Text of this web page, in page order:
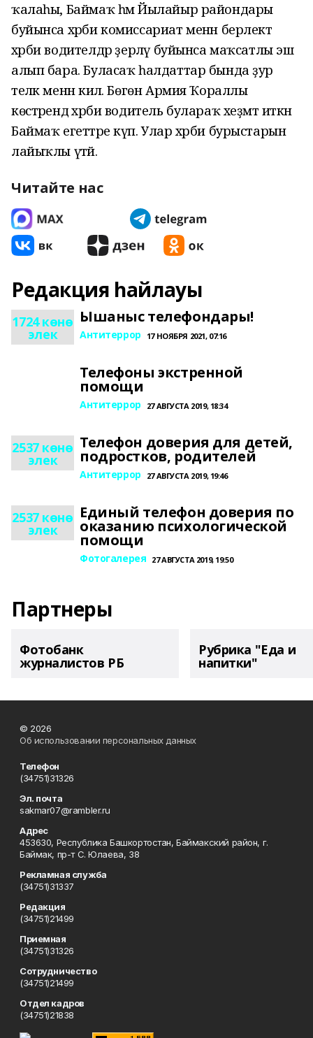
ҡалаһы, Баймаҡ һәм Йылайыр райондары
буйынса хәрби комиссариат менән берлектә
хәрби водителдәр әҙерләү буйынса маҡсатлы эш
алып бара. Буласаҡ һалдаттар бында ҙур
теләк менән килә. Бөгөн Армия Ҡораллы
көстәрендә хәрби водитель булараҡ хеҙмәт иткән
Баймаҡ егеттәре күп. Улар хәрби бурыстарын
лайыҡлы үтәй.
Читайте нас
Редакция һайлауы
1724 көнө
элек
Ышаныс телефондары!
Антитеррор 17 НОЯБРЯ 2021, 07:16
Телефоны экстренной
помощи
Антитеррор 27 АВГУСТА 2019, 18:34
2537 көнө
элек
Телефон доверия для детей,
подростков, родителей
Антитеррор 27 АВГУСТА 2019, 19:46
2537 көнө
элек
Единый телефон доверия по
оказанию психологической
помощи
Фотогалерея 27 АВГУСТА 2019, 19:50
Партнеры
Фотобанк
журналистов РБ
Рубрика "Еда и
напитки"
© 2026
Об использовании персональных данных
Телефон
(34751)31326
Эл. почта
sakmar07@rambler.ru
Адрес
453630, Республика Башкортостан, Баймакский район, г.
Баймак, пр-т С. Юлаева, 38
Рекламная служба
(34751)31337
Редакция
(34751)21499
Приемная
(34751)31326
Сотрудничество
(34751)21499
Отдел кадров
(34751)21838